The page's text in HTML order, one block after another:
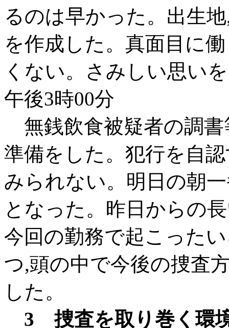
るのは早かった。出生
を作成した。真面目に
くない。さみしい思い
午後3時00分
無銭飲食被疑者の調書
準備をした。犯行を自
みられない。明日の朝
となった。昨日からの
今回の勤務で起こった
つ,頭の中で今後の捜査
した。
3 捜査を取り巻く環